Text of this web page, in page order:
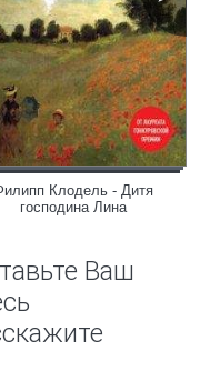
Клодель - Дитя
господина Лина
Ваш